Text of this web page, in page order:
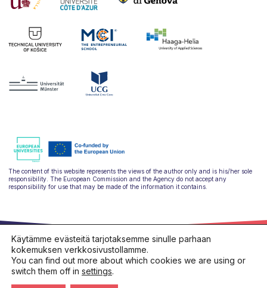
The content of this website represents the views of the author only and is his/her sole
responsibility. The European Commission and the Agency do not accept any
responsibility for use that may be made of the information it contains.
Käytämme evästeitä tarjotaksemme sinulle parhaan
kokemuksen verkkosivustollamme.
You can find out more about which cookies we are using or
switch them off in settings.